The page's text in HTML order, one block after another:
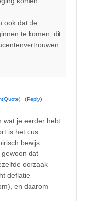
ook dat de
te komen, dit
(Quote) (Reply)
wat je eerder hebt
is het dus
bewijs.
gewoon dat
oorzaak
deflatie
en daarom